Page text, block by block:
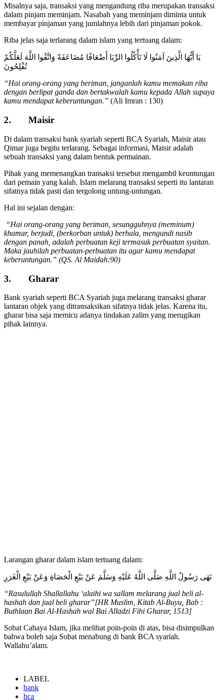
Misalnya saja, transaksi yang mengandung riba merupakan transaksi
dalam pinjam meminjam. Nasabah yang meminjam diminta untuk
membayar pinjaman yang jumlahnya lebih dari pinjaman pokok.
Riba jelas saja terlarang dalam islam yang tertuang dalam:
يَا أَيُّهَا الَّذِينَ آمَنُوا لَا تَأْكُلُوا الرِّبَا أَضْعَافًا مُضَاعَفَةً وَاتَّقُوا اللَّهَ لَعَلَّكُمْ
تُفْلِحُونَ
“Hai orang-orang yang beriman, janganlah kamu memakan riba
dengan berlipat ganda dan bertakwalah kamu kepada Allah supaya
kamu mendapat keberuntungan.” (Ali Imran : 130)
2. Maisir
Di dalam transaksi bank syariah seperti BCA Syariah, Maisir atau
Qimar juga begitu terlarang. Sebagai informasi, Maisir adalah
sebuah transaksi yang dalam bentuk permainan.
Pihak yang memenangkan transaksi tersebut mengambil keuntungan
dari pemain yang kalah. Islam melarang transaksi seperti itu lantaran
sifatnya tidak pasti dan tergolong untung-untungan.
Hal ini sejalan dengan:
“Hai orang-orang yang beriman, sesungguhnya (meminum)
khamar, berjudi, (berkorban untuk) berhala, mengundi nasib
dengan panah, adalah perbuatan keji termasuk perbuatan syaitan.
Maka jauhilah perbuatan-perbuatan itu agar kamu mendapat
keberuntungan.” (QS. Al Maidah:90)
3. Gharar
Bank syariah seperti BCA Syariah juga melarang transaksi gharar
lantaran objek yang ditransaksikan sifatnya tidak jelas. Karena itu,
gharar bisa saja memicu adanya tindakan zalim yang merugikan
pihak lainnya.
Larangan gharar dalam islam tertuang dalam:
نَهَى رَسُولُ اللَّهِ صَلَّى اللَّهُ عَلَيْهِ وَسَلَّمَ عَنْ بَيْعِ الْحَصَاةِ وَعَنْ بَيْعِ الْغَرَرِ
“Rasulullah Shallallahu ‘alaihi wa sallam melarang jual beli al-
hashah dan jual beli gharar”[HR Muslim, Kitab Al-Buyu, Bab :
Buthlaan Bai Al-Hashah wal Bai Alladzi Fihi Gharar, 1513]
Sobat Cahaya Islam, jika melihat poin-poin di atas, bisa disimpulkan
bahwa boleh saja Sobat menabung di bank BCA syariah.
Wallahu’alam.
LABEL
bank
bca